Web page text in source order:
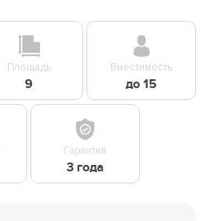
Площадь
9
Вместимость
до 15
Гарантия
3 года